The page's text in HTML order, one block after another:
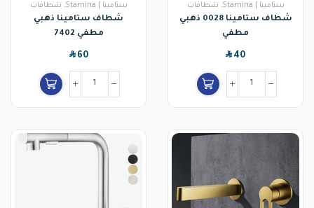
ستامينا | Stamina , شطافات
شطاف ستامينا 0028 ذهبي
مطفي
SAR40
ستامينا | Stamina , شطافات
شطاف ستامينا ذهبي
مطفي 7402
SAR60